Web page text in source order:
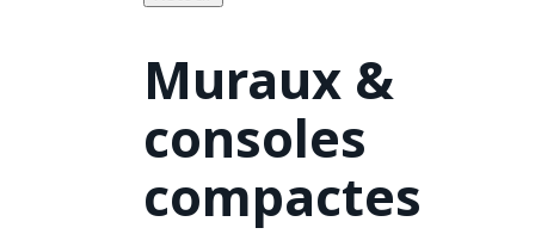
Muraux &
consoles
compactes